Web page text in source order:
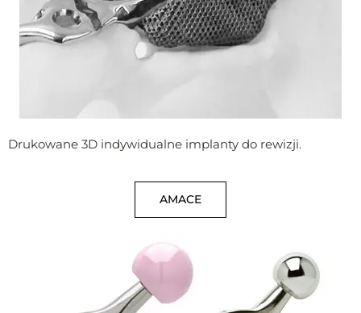
Drukowane 3D indywidualne implanty do rewizji.
AMACE